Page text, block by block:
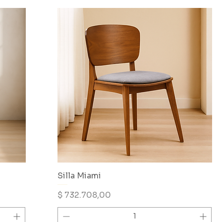
Silla Miami
Precio
$ 732.708,00